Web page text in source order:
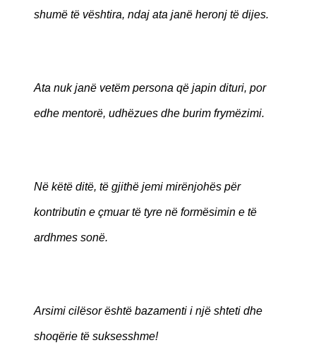
shumë të vështira, ndaj ata janë heronj të dijes.
Ata nuk janë vetëm persona që japin dituri, por
edhe mentorë, udhëzues dhe burim frymëzimi.
Në këtë ditë, të gjithë jemi mirënjohës për
kontributin e çmuar të tyre në formësimin e të
ardhmes sonë.
Arsimi cilësor është bazamenti i një shteti dhe
shoqërie të suksesshme!